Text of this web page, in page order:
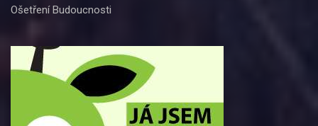
Ošetření Budoucnosti